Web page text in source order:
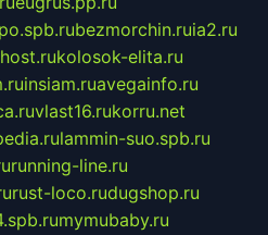
bezmorchin.ruia2.ru
kolosok-elita.ru
insiam.ruavegainfo.ru
vlast16.rukorru.net
lammin-suo.spb.ru
running-line.ru
rust-loco.rudugshop.ru
mymubaby.ru